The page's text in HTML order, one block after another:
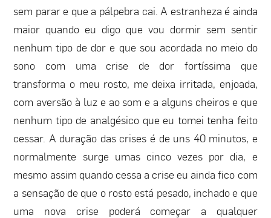
sem parar e que a pálpebra cai. A estranheza é ainda
maior quando eu digo que vou dormir sem sentir
nenhum tipo de dor e que sou acordada no meio do
sono com uma crise de dor fortíssima que
transforma o meu rosto, me deixa irritada, enjoada,
com aversão à luz e ao som e a alguns cheiros e que
nenhum tipo de analgésico que eu tomei tenha feito
cessar. A duração das crises é de uns 40 minutos, e
normalmente surge umas cinco vezes por dia, e
mesmo assim quando cessa a crise eu ainda fico com
a sensação de que o rosto está pesado, inchado e que
uma nova crise poderá começar a qualquer